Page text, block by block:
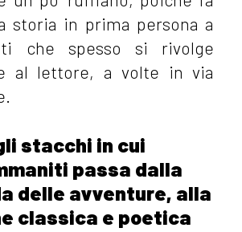
storia in prima persona a
che spesso si rivolge
al lettore, a volte in via
stacchi in cui
passa dalla
delle avventure, alla
classica e poetica